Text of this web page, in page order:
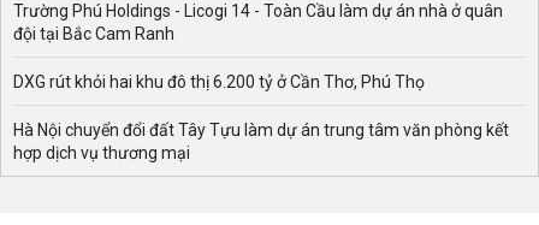
Trường Phú Holdings - Licogi 14 - Toàn Cầu làm dự án nhà ở quân
đội tại Bắc Cam Ranh
DXG rút khỏi hai khu đô thị 6.200 tỷ ở Cần Thơ, Phú Thọ
Hà Nội chuyển đổi đất Tây Tựu làm dự án trung tâm văn phòng kết
hợp dịch vụ thương mại